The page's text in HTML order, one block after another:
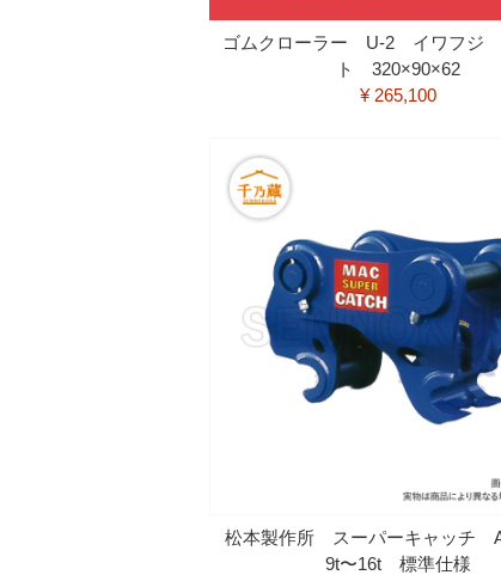
ゴムクローラー U-2 イワフジ
ト 320×90×62
¥ 265,100
松本製作所 スーパーキャッチ
9t〜16t 標準仕様